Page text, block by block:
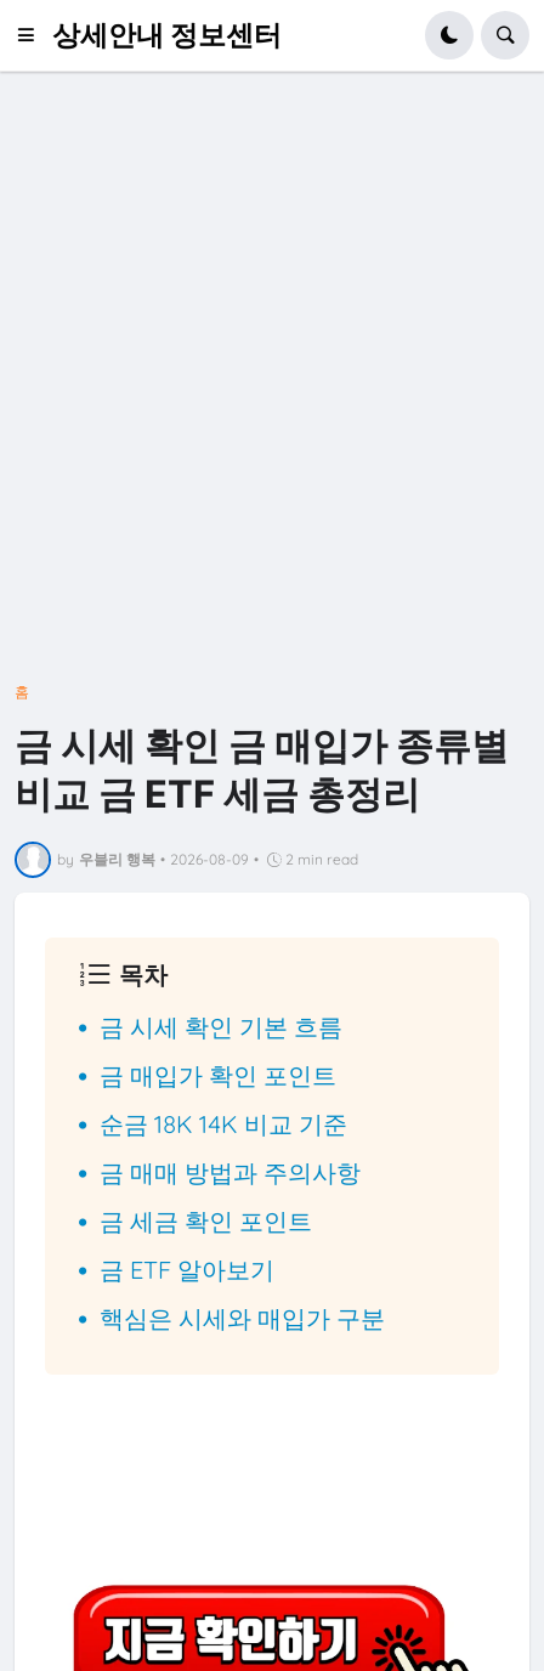
상세안내 정보센터
홈
금 시세 확인 금 매입가 종류별
비교 금 ETF 세금 총정리
by 우블리 행복 • 2026-08-09 • 2 min read
목차
금 시세 확인 기본 흐름
금 매입가 확인 포인트
순금 18K 14K 비교 기준
금 매매 방법과 주의사항
금 세금 확인 포인트
금 ETF 알아보기
핵심은 시세와 매입가 구분